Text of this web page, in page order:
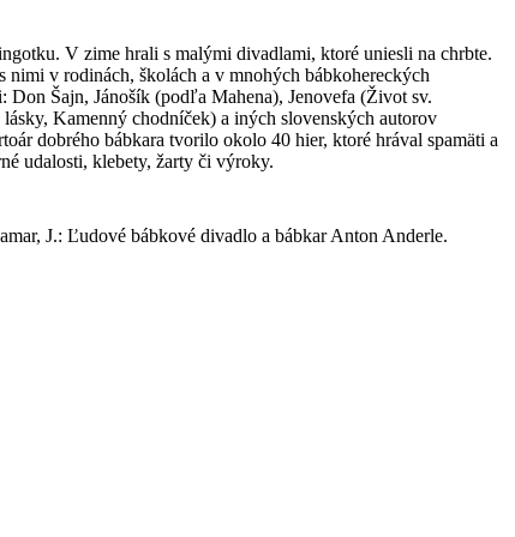
V zime hrali s malými divadlami, ktoré uniesli na chrbte.
v rodinách, školách a v mnohých bábkohereckých
Šajn, Jánošík (podľa Mahena), Jenovefa (Život sv.
Kamenný chodníček) a iných slovenských autorov
dobrého bábkara tvorilo okolo 40 hier, ktoré hrával spamäti a
udalosti, klebety, žarty či výroky.
J.: Ľudové bábkové divadlo a bábkar Anton Anderle.